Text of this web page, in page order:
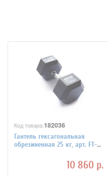
Код товара:182036
Гантель гексагональная
обрезиненная 25 кг, арт. FT-
10 860 р.